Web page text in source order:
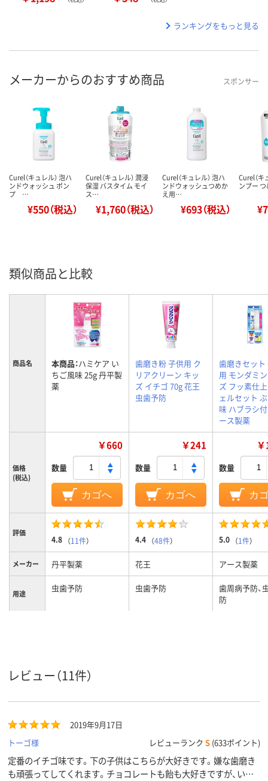
ランキングをもっと見る
メーカーからのおすすめ商品 スポンサー
Curel（キュレル） 泡ハ
ンドウォッシュ ポン
プ …
¥550（税込）
Curel（キュレル） 潤浸
保湿 バスタイム モイ
ス…
¥1,760（税込）
Curel（キュレル） 泡ハ
ンドウォッシュつめか
え用…
¥693（税込）
Curel（キ
ンプー
類似商品と比較
商品名 本商品：ハミケア い
ちご風味 25g 丹平製
薬
歯磨き粉 子供用 ク
リアクリーン キッ
ズ イチゴ 70g 花王
虫歯予防
歯磨きセット
用 モンダミ
ズ フッ素仕
ェルセット
味 ハブラシ
ース製薬
価格
(税込)
￥660
数量
カゴへ
￥241
数量
カゴへ
数量
カ
評価
4.8 （11件） 4.4 （48件） 5.0 （1件）
メーカー 丹平製薬 花王 アース製薬
用途 虫歯予防 虫歯予防
歯周病予防、
防
レビュー（11件）
2019年9月17日
トーゴ様
レビューランク S (633ポイント)
定番のイチゴ味です。下の子供はこちらが大好きです。嫌な歯磨き
も頑張ってしてくれます。チョコレートも飴も大好きですが、いま